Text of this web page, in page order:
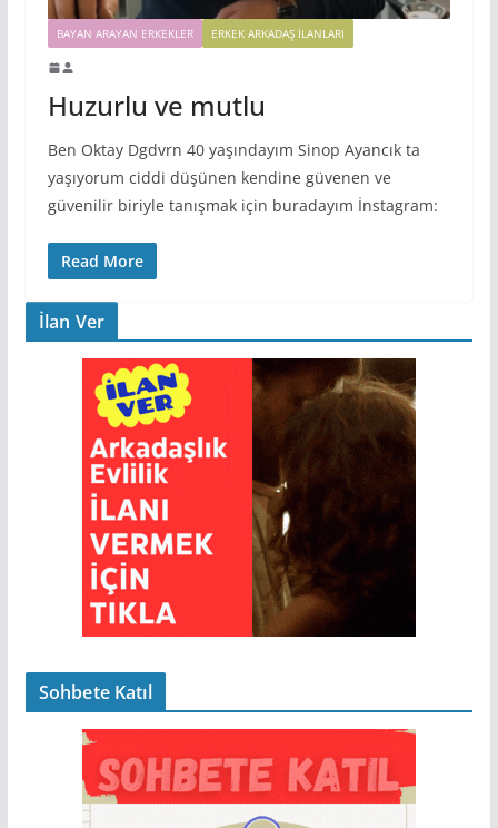
BAYAN ARAYAN ERKEKLER ERKEK ARKADAŞ ILANLARI
Huzurlu ve mutlu
Ben Oktay Dgdvrn 40 yaşındayım Sinop Ayancık ta
yaşıyorum ciddi düşünen kendine güvenen ve
güvenilir biriyle tanışmak için buradayım İnstagram:
Read More
İlan Ver
Sohbete Katıl